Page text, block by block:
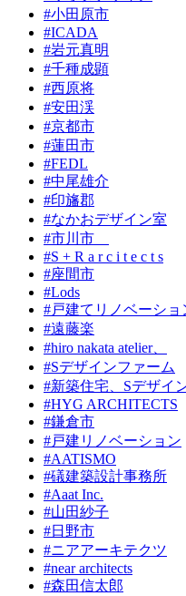
#小田原市
#ICADA
#岩元真明
#千種成顕
#西原将
#安田渓
#京都市
#蓮田市
#FEDL
#中尾雄介
#印旛郡
#なかおデザイン室
#市川市
#S + R a r c i t e c t s
#座間市
#Lods
#戸建てリノベーショ
#遠藤楽
#hiro nakata atelier、
#Sデザインファーム
#新築住宅、Sデザイ
#HYG ARCHITECTS
#鎌倉市
#戸建リノベーション
#AATISMO
#礒建築設計事務所
#Aaat Inc.
#山田紗子
#日野市
#ニアアーキテクツ
#near architects
#森田信太郎